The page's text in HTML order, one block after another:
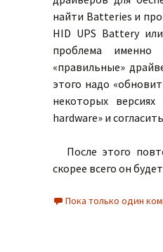
найти Batteries и
HID UPS Battery
проблема именно
«правильные»
этого надо
некоторых
hardware» и
После этого
скорее всего он
Пока только один